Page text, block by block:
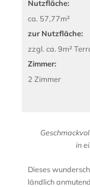
Nutzfläche:
ca. 57,77m²
zur Nutzfläche:
zzgl. ca. 9m²
Zimmer:
2 Zimmer
in
Dieses
ländlich